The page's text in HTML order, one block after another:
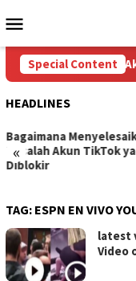
to
Menu
Special Content
Cara Mengatasi
HEADLINES
«
Bagaimana
Masalah Akun TikTok
Diblokir
TAG: ESPN EN VIVO
latest
Video